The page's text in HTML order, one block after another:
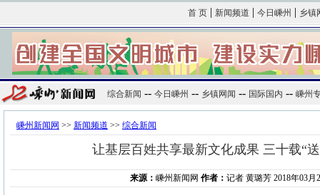
首 页| 新闻频道 | 今日嵊州 | 乡镇
综合新闻 -- 今日嵊州 -- 乡镇网闻 -- 国际国内 -- 嵊州
嵊州新闻网 >> 新闻频道 >> 综合新闻
让基层百姓共享最新文化成果 三十载“
来源： 嵊州新闻网 作者： 记者 黄璐芳 2018年03月